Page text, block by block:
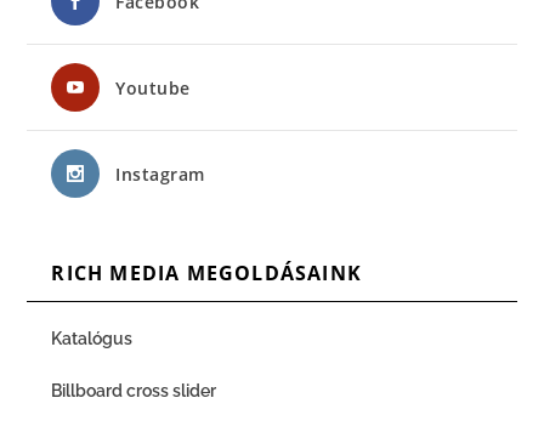
Youtube
Instagram
RICH MEDIA MEGOLDÁSAINK
Katalógus
Billboard cross slider